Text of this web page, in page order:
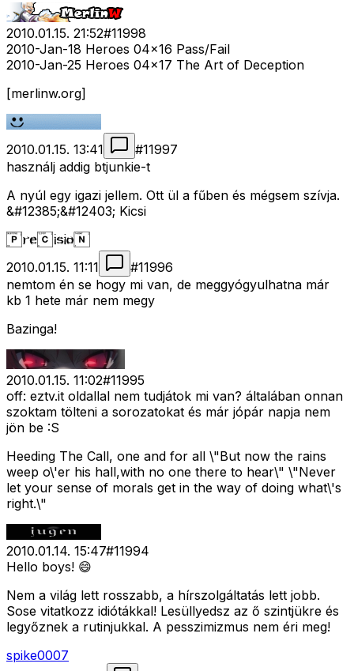
2010.01.15. 21:52#11998
2010-Jan-18 Heroes 04x16 Pass/Fail
2010-Jan-25 Heroes 04x17 The Art of Deception
[merlinw.org]
2010.01.15. 13:41 #11997
használj addig btjunkie-t
A nyúl egy igazi jellem. Ott ül a fűben és mégsem szívja.
&#12385;&#12403; Kicsi
2010.01.15. 11:11 #11996
nemtom én se hogy mi van, de meggyógyulhatna már
kb 1 hete már nem megy
Bazinga!
2010.01.15. 11:02#11995
off: eztv.it oldallal nem tudjátok mi van? általában onnan
szoktam tölteni a sorozatokat és már jópár napja nem
jön be :S
Heeding The Call, one and for all \"But now the rains
weep o\'er his hall,with no one there to hear\" \"Never
let your sense of morals get in the way of doing what\'s
right.\"
2010.01.14. 15:47#11994
Hello boys! 😄
Nem a világ lett rosszabb, a hírszolgáltatás lett jobb.
Sose vitatkozz idiótákkal! Lesüllyedsz az ő szintjükre és
legyőznek a rutinjukkal. A pesszimizmus nem éri meg!
spike0007